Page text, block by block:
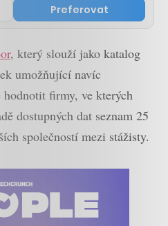
Preferovat
, který slouží jako katalog
umožňující navíc
hodnotit firmy, ve kterých
dostupných dat seznam 25
společností mezi stážisty.